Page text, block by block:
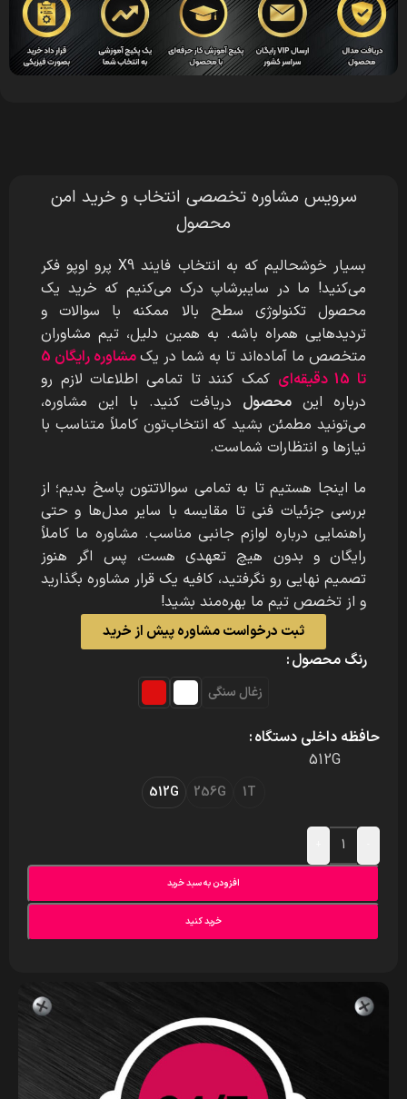
سرویس مشاوره تخصصی انتخاب و خرید امن
محصول
بسیار خوشحالیم که به انتخاب فایند X9 پرو اوپو
فکر
می‌کنید! ما در سایبرشاپ درک می‌کنیم که خرید یک
محصول تکنولوژی سطح بالا ممکنه با سوالات و
تردیدهایی همراه باشه. به همین دلیل، تیم مشاوران
متخصص ما آماده‌اند تا به شما در یک
مشاوره رایگان 5
تا 15 دقیقه‌ای
کمک کنند تا تمامی اطلاعات لازم رو
درباره این محصول دریافت کنید. با این مشاوره،
می‌تونید مطمئن بشید که انتخاب‌تون کاملاً متناسب با
نیازها و انتظارات شماست.
ما اینجا هستیم تا به تمامی سوالاتتون پاسخ بدیم؛ از
بررسی جزئیات فنی تا مقایسه با سایر مدل‌ها و حتی
راهنمایی درباره لوازم جانبی مناسب. مشاوره ما کاملاً
رایگان و بدون هیچ تعهدی هست، پس اگر هنوز
تصمیم نهایی رو نگرفتید، کافیه یک قرار مشاوره بگذارید
و از تخصص تیم ما بهره‌مند بشید!
ثبت درخواست مشاوره پیش از خرید
رنگ محصول
زغال سنگی
حافظه داخلی دستگاه
512G
1T
256G
512G
افزودن به سبد خرید
خرید کنید